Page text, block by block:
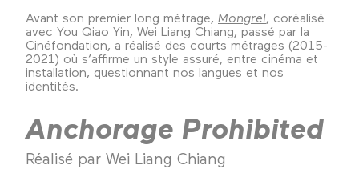
Avant son premier long métrage, Mongrel , coréalisé
avec You Qiao Yin, Wei Liang Chiang, passé par la
Cinéfondation, a réalisé des courts métrages (2015-
2021) où s’affirme un style assuré, entre cinéma et
installation, questionnant nos langues et nos
identités.
Anchorage Prohibited
Réalisé par Wei Liang Chiang